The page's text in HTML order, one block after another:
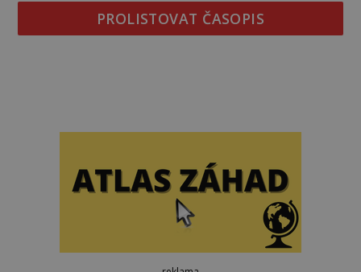
PROLISTOVAT ČASOPIS